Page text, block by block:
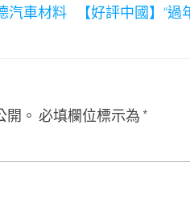
汽車材料
【好評中國】“過
。 必填欄位標示為 *